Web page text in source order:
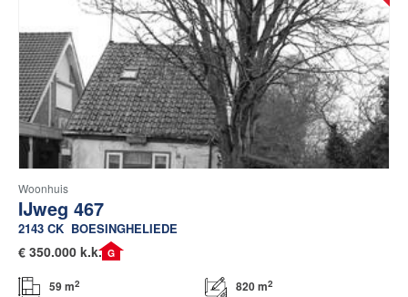
Woonhuis
IJweg 467
2143 CK BOESINGHELIEDE
€ 350.000 k.k. G
59 m2 820 m2